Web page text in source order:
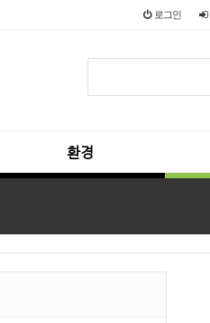
로그인
환경